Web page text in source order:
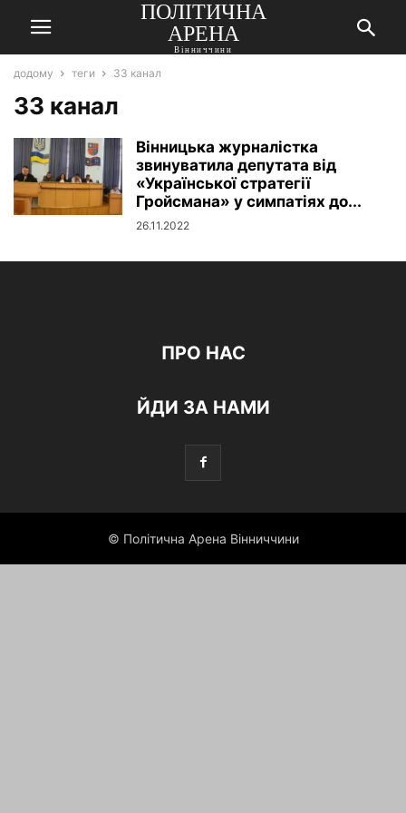
ПОЛІТИЧНА
АРЕНА
Вінниччини
додому теги 33 канал
33 канал
Вінницька журналістка
звинуватила депутата від
«Української стратегії
Гройсмана» у симпатіях до...
26.11.2022
ПРО НАС
ЙДИ ЗА НАМИ
© Політична Арена Вінниччини